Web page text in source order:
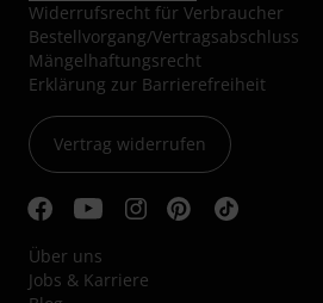
Widerrufsrecht für Verbraucher
Bestellvorgang/Vertragsabschluss
Mängelhaftungsrecht
Erklärung zur Barrierefreiheit
Vertrag widerrufen
Über uns
Jobs & Karriere